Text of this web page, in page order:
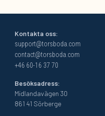
Kontakta oss:
support@torsboda.com
contact@torsboda.com
+46 60-16 37 70
Besöksadress:
Midlandavägen 30
861 41 Sörberge